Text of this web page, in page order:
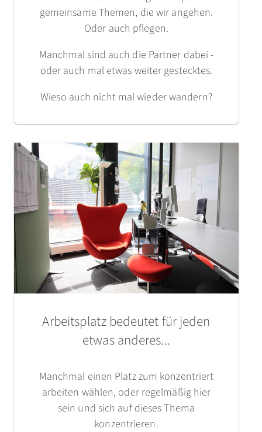
gemeinsame Themen, die wir angehen.
Oder auch pflegen.
Manchmal sind auch die Partner dabei -
oder auch mal etwas weiter gestecktes.
Wieso auch nicht mal wieder wandern?
Arbeitsplatz bedeutet für jeden
etwas anderes...
Manchmal einen Platz zum konzentriert
arbeiten wählen, oder regelmäßig hier
sein und sich auf dieses Thema
konzentrieren.